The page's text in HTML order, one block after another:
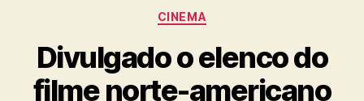
Categorias
CINEMA
Divulgado o elenco do
filme norte-americano